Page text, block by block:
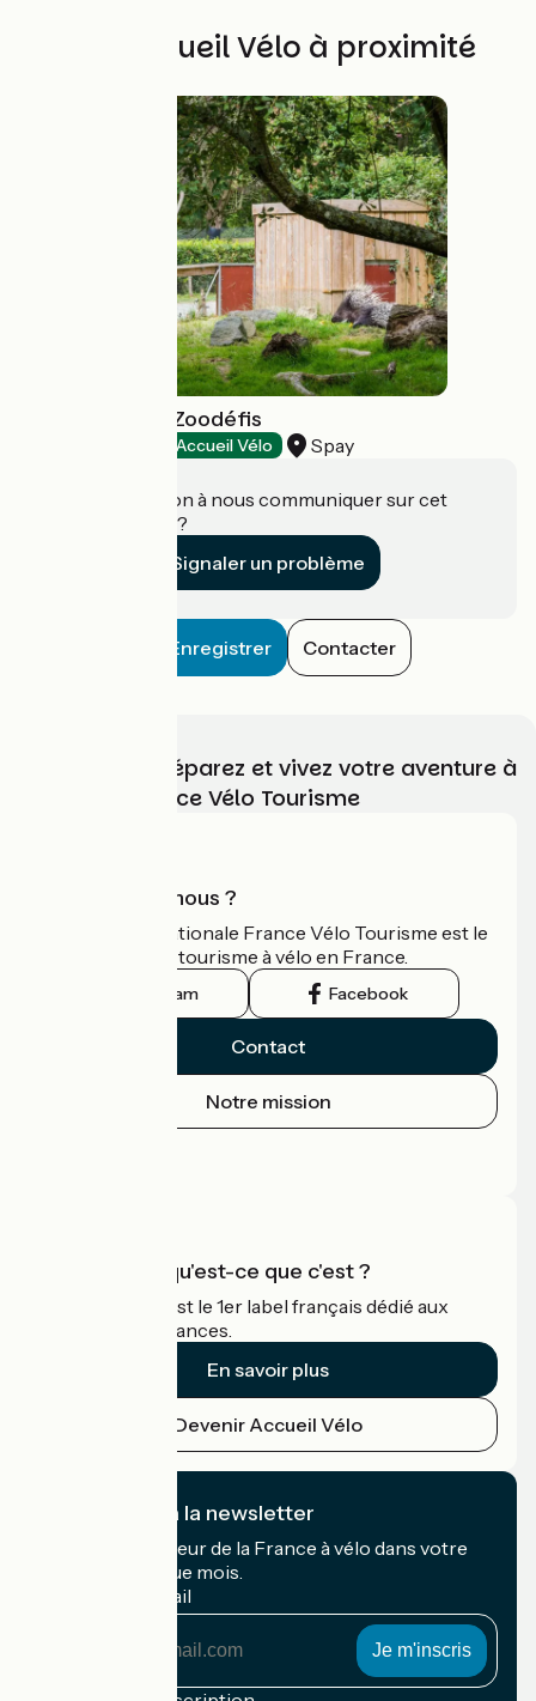
Autres Accueil Vélo à proximité
Spaycific'Zoo / Zoodéfis
Accueil Vélo Spay
Une information à nous communiquer sur cet
établissement ?
Signaler un problème
Enregistrer Contacter
Choisissez, préparez et vivez votre aventure à
vélo avec France Vélo Tourisme
Qui sommes-nous ?
L'association nationale France Vélo Tourisme est le
guide officiel du tourisme à vélo en France.
Instagram Facebook
Contact
Notre mission
Accueil Vélo qu'est-ce que c'est ?
Accueil Vélo c'est le 1er label français dédié aux
cyclistes en vacances.
En savoir plus
Devenir Accueil Vélo
Je m'abonne à la newsletter
Recevez le meilleur de la France à vélo dans votre
boîte mail chaque mois.
Mon adresse mail